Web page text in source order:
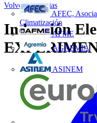
AFEC,
Climatización
AFME
AGREMIA
ASINEM
Volver a Noticias
Inducción